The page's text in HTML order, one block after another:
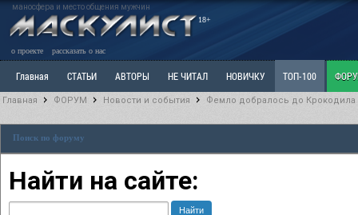
маносфера и место общения мужчин
18+
о проекте рассказать о нас
Главная СТАТЬИ АВТОРЫ НЕ ЧИТАЛ НОВИЧКУ ТОП-100
Ветка: Наболевшее. Выскажись!
РАЗДЕЛ: Разное
Главная ФОРУМ Новости и события Фемло добралось до Крокодила
Поиск по форуму
Найти на сайте: